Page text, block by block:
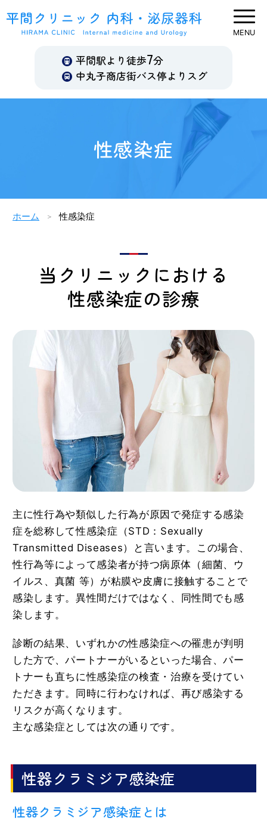
平間駅より徒歩7分
中丸子商店街バス停よりスグ
性感染症
ホーム 性感染症
当クリニックにおける
性感染症の診療
主に性行為や類似した行為が原因で発症する感染
症を総称して性感染症（STD：Sexually
Transmitted Diseases）と言います。この場合、
性行為等によって感染者が持つ病原体（細菌、ウ
イルス、真菌 等）が粘膜や皮膚に接触することで
感染します。異性間だけではなく、同性間でも感
染します。
診断の結果、いずれかの性感染症への罹患が判明
した方で、パートナーがいるといった場合、パー
トナーも直ちに性感染症の検査・治療を受けてい
ただきます。同時に行わなければ、再び感染する
リスクが高くなります。
主な感染症としては次の通りです。
性器クラミジア感染症
性器クラミジア感染症とは